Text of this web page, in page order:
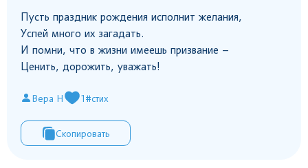
Пусть праздник рождения исполнит желания,
Успей много их загадать.
И помни, что в жизни имеешь призвание –
Ценить, дорожить, уважать!
Вера Н 1#стих
Скопировать